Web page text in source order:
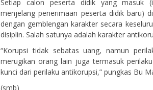
Setiap calon peserta didik yang masuk
menjelang penerimaan peserta didik baru)
dengan gemblengan karakter secara
disiplin. Salah satunya adalah karakter
“Korupsi tidak sebatas uang, namun
merugikan orang lain juga termasuk
kunci dari perilaku antikorupsi,” pungkas Bu
(smb)